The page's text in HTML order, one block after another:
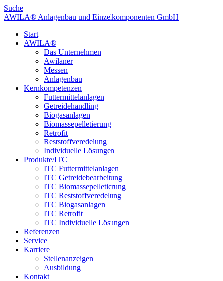
Suche
AWILA® Anlagenbau und Einzelkomponenten GmbH
Start
AWILA®
Das Unternehmen
Awilaner
Messen
Anlagenbau
Kernkompetenzen
Futtermittelanlagen
Getreidehandling
Biogasanlagen
Biomassepelletierung
Retrofit
Reststoffveredelung
Individuelle Lösungen
Produkte/ITC
ITC Futtermittelanlagen
ITC Getreidebearbeitung
ITC Biomassepelletierung
ITC Reststoffveredelung
ITC Biogasanlagen
ITC Retrofit
ITC Individuelle Lösungen
Referenzen
Service
Karriere
Stellenanzeigen
Ausbildung
Kontakt